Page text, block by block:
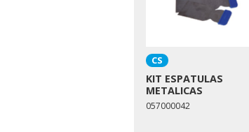
CS
KIT ESPATULAS
METALICAS
057000042